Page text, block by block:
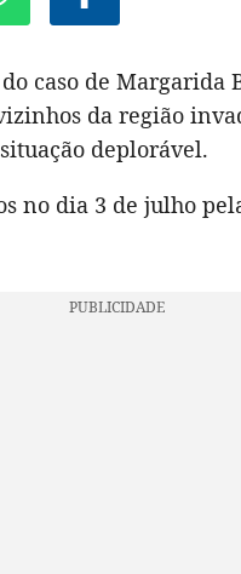
caso de Margarida
da região
deplorável.
no dia 3 de julho